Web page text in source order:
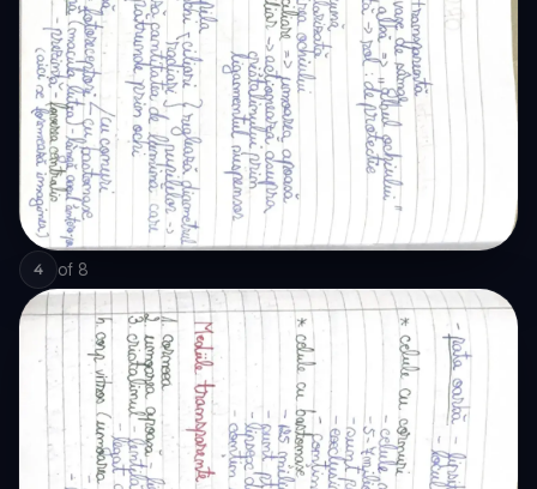
4 of 8